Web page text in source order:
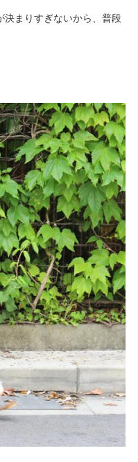
決まりすぎないから、普段